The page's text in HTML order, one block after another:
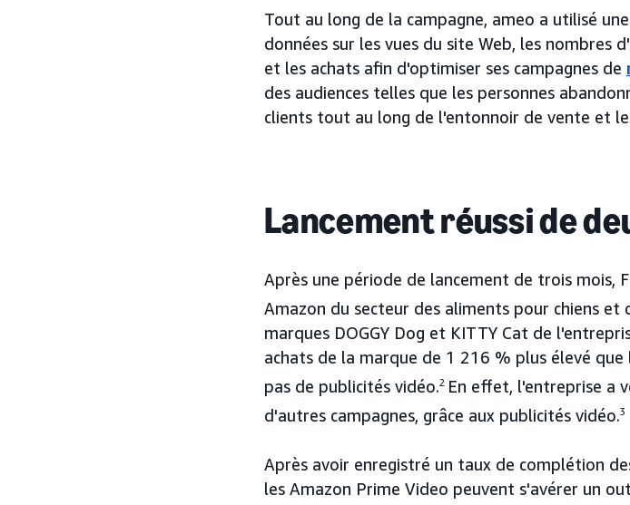
Tout au long de la campagne, ameo a utilisé
données sur les vues du site Web, les nombres
et les achats afin d'optimiser ses campagnes de
des audiences telles que les personnes
clients tout au long de l'entonnoir de vente et
Lancement réussi de
Après une période de lancement de trois mois,
Amazon du secteur des aliments pour chiens et
marques DOGGY Dog et KITTY Cat de
achats de la marque de 1 216 % plus élevé
pas de publicités vidéo.2 En effet, l'entreprise a
d'autres campagnes, grâce aux publicités vidéo.3
Après avoir enregistré un taux de complétion
les Amazon Prime Video peuvent s'avérer un